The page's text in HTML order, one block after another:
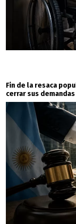
Fin de la resaca
cerrar sus